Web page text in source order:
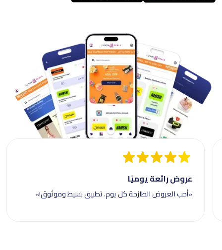
عروض رائعة يوميًا
«أحب العروض الطازجة كل يوم. تطبيق بسيط وموثوق!»